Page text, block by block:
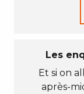
Les
Et si on
après-